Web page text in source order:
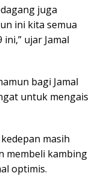
juga
ini kita semua
ujar Jamal
bagi Jamal
untuk mengais
masih
membeli kambing
optimis.